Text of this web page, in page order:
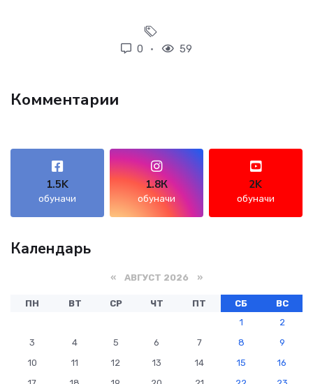
0 59
Комментарии
1.5K
обуначи
1.8К
обуначи
2K
обуначи
Календарь
« АВГУСТ 2026 »
ПН ВТ СР ЧТ ПТ СБ
ВС
1
2
3
4 5 6 7 8
9
10
11 12 13 14 15
16